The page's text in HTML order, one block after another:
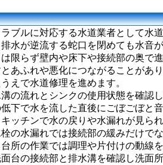
ブルに対応する水道業者として水
水が逆流する蛇口を閉めても水音
限らず壁内や床下や接続部の奥で
あふれや悪化につながることがあ
えで水道修理を進めます。
の流れとシンクの使用状態を確認
下で水を流した直後にごぼごぼと
キッチンで水の戻りや水漏れが見ら
の水漏れでは接続部の緩みだけで
所の作業では調理や片付けの動線
台の接続部と排水溝を確認し洗面